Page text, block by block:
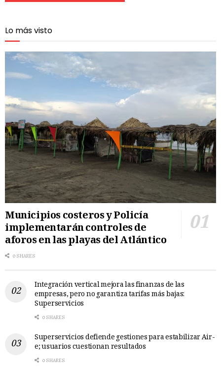
Lo más visto
Municipios costeros y Policía
implementarán controles de
aforos en las playas del Atlántico
0 SHARES
Integración vertical mejora las finanzas de las
empresas, pero no garantiza tarifas más bajas:
Superservicios
0 SHARES
Superservicios defiende gestiones para estabilizar Air-
e; usuarios cuestionan resultados
0 SHARES